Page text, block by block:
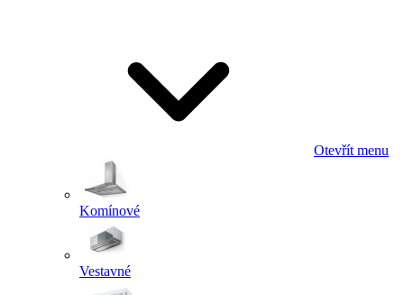
Otevřít menu
Komínové
Vestavné